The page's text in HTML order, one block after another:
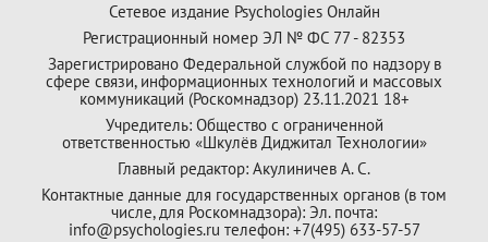
Сетевое издание Psychologies Онлайн
Регистрационный номер ЭЛ № ФС 77 - 82353
Зарегистрировано Федеральной службой по надзору в
сфере связи, информационных технологий и массовых
коммуникаций (Роскомнадзор) 23.11.2021 18+
Учредитель: Общество с ограниченной
ответственностью «Шкулёв Диджитал Технологии»
Главный редактор: Акулиничев А. С.
Контактные данные для государственных органов (в том
числе, для Роскомнадзора): Эл. почта:
info@psychologies.ru телефон: +7(495) 633-57-57